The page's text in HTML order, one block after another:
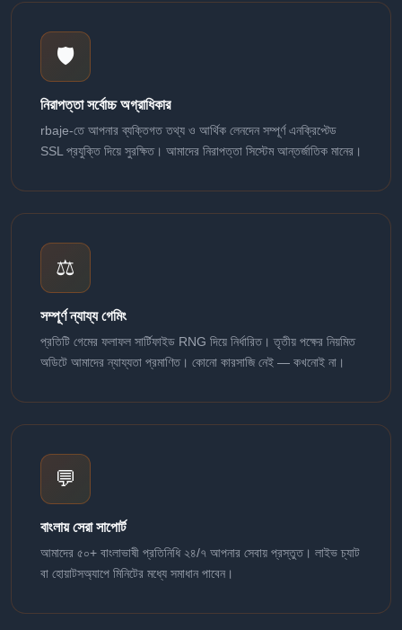
🛡️
নিরাপত্তা সর্বোচ্চ অগ্রাধিকার
rbaje-তে আপনার ব্যক্তিগত তথ্য ও আর্থিক লেনদেন সম্পূর্ণ এনক্রিপ্টেড
SSL প্রযুক্তি দিয়ে সুরক্ষিত। আমাদের নিরাপত্তা সিস্টেম আন্তর্জাতিক মানের।
⚖️
সম্পূর্ণ ন্যায্য গেমিং
প্রতিটি গেমের ফলাফল সার্টিফাইড RNG দিয়ে নির্ধারিত। তৃতীয় পক্ষের নিয়মিত
অডিটে আমাদের ন্যায্যতা প্রমাণিত। কোনো কারসাজি নেই — কখনোই না।
💬
বাংলায় সেরা সাপোর্ট
আমাদের ৫০+ বাংলাভাষী প্রতিনিধি ২৪/৭ আপনার সেবায় প্রস্তুত। লাইভ চ্যাট
বা হোয়াটসঅ্যাপে মিনিটের মধ্যে সমাধান পাবেন।